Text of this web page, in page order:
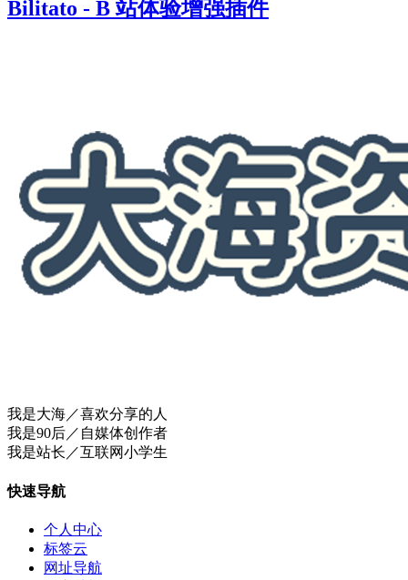
Bilitato - B 站体验增强插件
我是大海／喜欢分享的人
我是90后／自媒体创作者
我是站长／互联网小学生
快速导航
个人中心
标签云
网址导航